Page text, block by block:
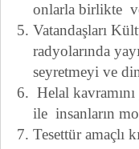
onlarla birlikte
Vatandaşları
radyolarında
seyretmeyi ve
Helal
ile insanların
Tesettür amaçlı